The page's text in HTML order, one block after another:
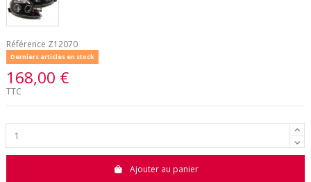
Référence Z12070
Derniers articles en stock
168,00 €
TTC
Ajouter au panier